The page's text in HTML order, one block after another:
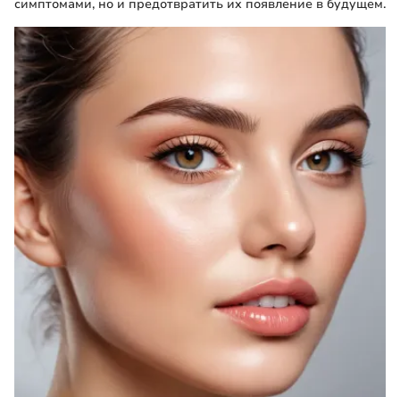
симптомами, но и предотвратить их появление в будущем.